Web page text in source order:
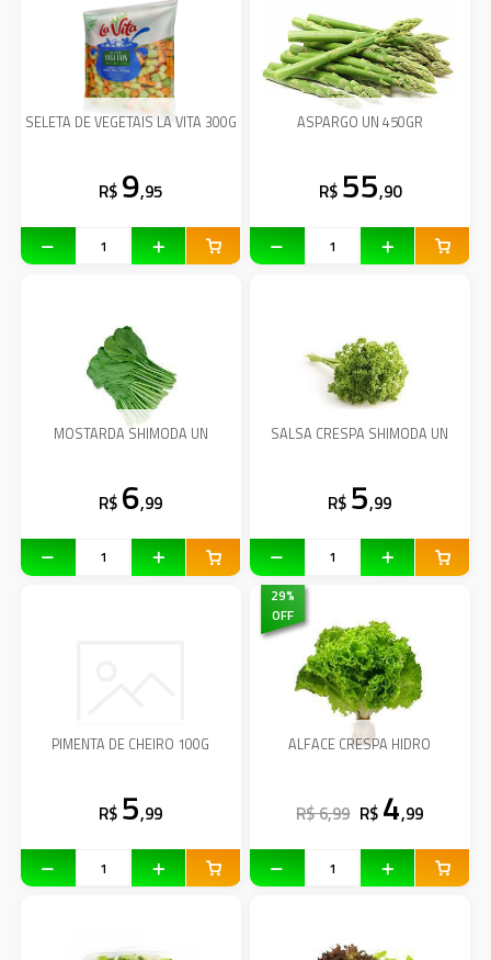
SELETA DE VEGETAIS LA VITA 300G
R$ 9,95
ASPARGO UN 450GR
R$ 55,90
MOSTARDA SHIMODA UN
R$ 6,99
SALSA CRESPA SHIMODA UN
R$ 5,99
PIMENTA DE CHEIRO 100G
R$ 5,99
29%
OFF
ALFACE CRESPA HIDRO
R$ 6,99 R$ 4,99